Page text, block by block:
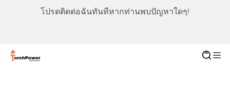
โปรดติดต่อฉันทันทีหากท่านพบปัญหาใดๆ!